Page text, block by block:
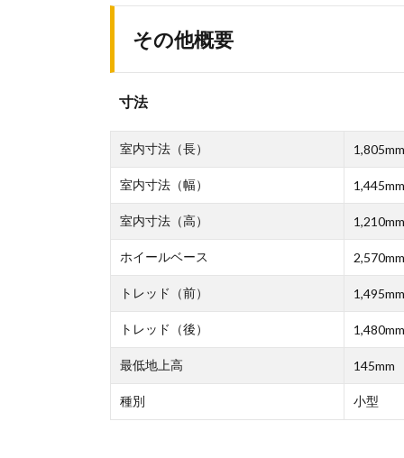
その他概要
寸法
室内寸法（長） 1,805mm
室内寸法（幅） 1,445mm
室内寸法（高） 1,210mm
ホイールベース 2,570mm
トレッド（前） 1,495mm
トレッド（後） 1,480mm
最低地上高 145mm
種別 小型